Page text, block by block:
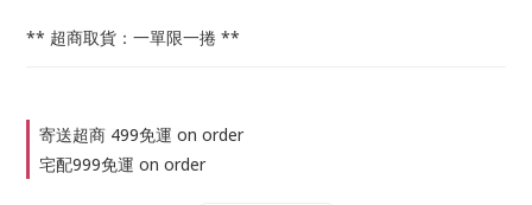
** 超商取貨：一單限一捲 **
寄送超商 499免運 on order
宅配999免運 on order